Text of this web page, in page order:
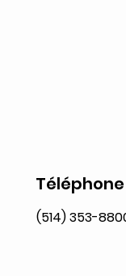
Téléphone
(514) 353-